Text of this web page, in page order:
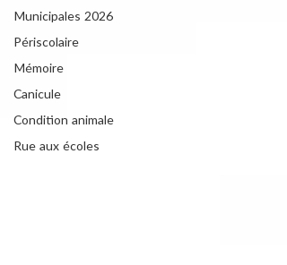
Municipales 2026
Périscolaire
Mémoire
Canicule
Condition animale
Rue aux écoles